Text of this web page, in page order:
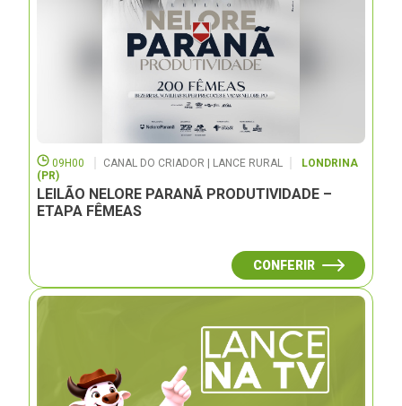
09H00 CANAL DO CRIADOR | LANCE RURAL
LONDRINA
(PR)
LEILÃO NELORE PARANÃ PRODUTIVIDADE –
ETAPA FÊMEAS
CONFERIR